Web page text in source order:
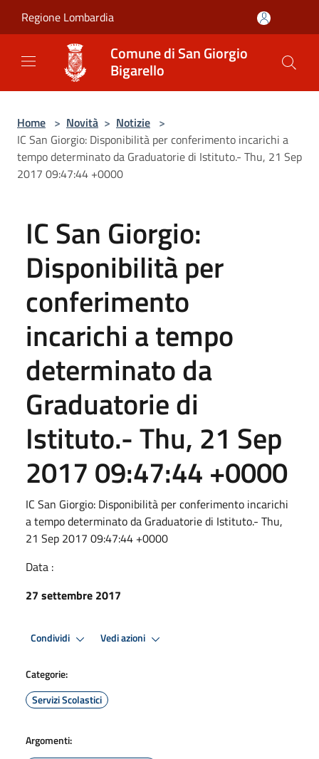
Regione Lombardia
Comune di San Giorgio
Bigarello
Home > Novità > Notizie >
IC San Giorgio: Disponibilità per conferimento incarichi a
tempo determinato da Graduatorie di Istituto.- Thu, 21 Sep
2017 09:47:44 +0000
IC San Giorgio:
Disponibilità per
conferimento
incarichi a tempo
determinato da
Graduatorie di
Istituto.- Thu, 21 Sep
2017 09:47:44 +0000
IC San Giorgio: Disponibilità per conferimento incarichi
a tempo determinato da Graduatorie di Istituto.- Thu,
21 Sep 2017 09:47:44 +0000
Data :
27 settembre 2017
Condividi Vedi azioni
Categorie:
Servizi Scolastici
Argomenti: